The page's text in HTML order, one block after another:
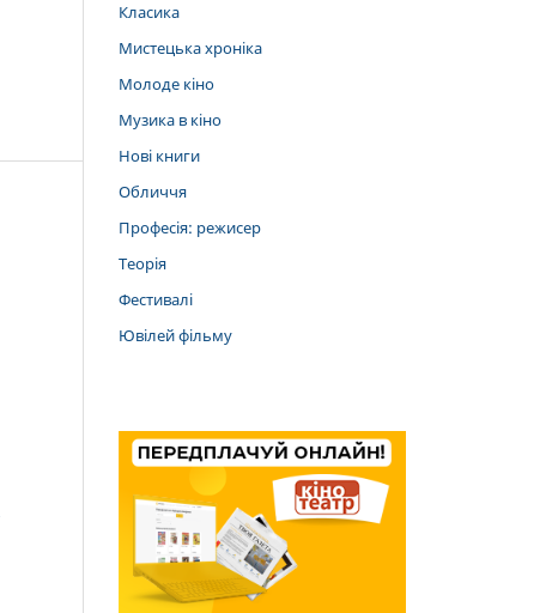
Класика
Мистецька хроніка
Молоде кіно
Музика в кіно
Нові книги
Обличчя
Професія: режисер
Теорія
Фестивалі
Ювілей фільму